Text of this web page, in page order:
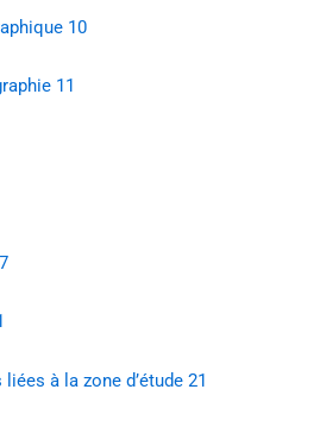
10
11
à la zone d’étude 21